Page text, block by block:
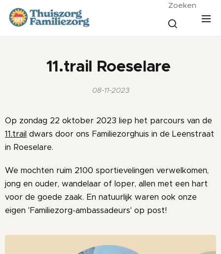
Zoeken
11.trail Roeselare
08-11-2023
Op zondag 22 oktober 2023 liep het parcours van de
11.trail dwars door ons Familiezorghuis in de Leenstraat
in Roeselare.
We mochten ruim 2100 sportievelingen verwelkomen,
jong en ouder, wandelaar of loper, allen met een hart
voor de goede zaak. En natuurlijk waren ook onze
eigen 'Familiezorg-ambassadeurs' op post!